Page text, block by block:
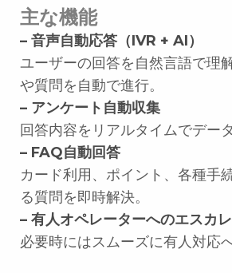
主な機能
– 音声自動応答（IVR + AI）
ユーザーの回答を自然言語で理
や質問を自動で進行。
– アンケート自動収集
回答内容をリアルタイムでデー
– FAQ自動回答
カード利用、ポイント、各種手
る質問を即時解決。
– 有人オペレーターへのエスカ
必要時にはスムーズに有人対応